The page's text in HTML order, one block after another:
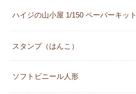
ハイジの山小屋 1/150 ペーパーキット
スタンプ（はんこ）
ソフトビニール人形